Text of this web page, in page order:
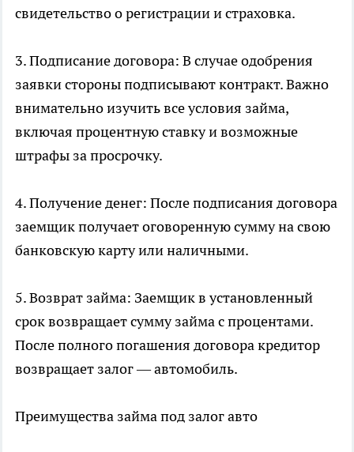
свидетельство о регистрации и страховка.
3. Подписание договора: В случае одобрения
заявки стороны подписывают контракт. Важно
внимательно изучить все условия займа,
включая процентную ставку и возможные
штрафы за просрочку.
4. Получение денег: После подписания договора
заемщик получает оговоренную сумму на свою
банковскую карту или наличными.
5. Возврат займа: Заемщик в установленный
срок возвращает сумму займа с процентами.
После полного погашения договора кредитор
возвращает залог — автомобиль.
Преимущества займа под залог авто